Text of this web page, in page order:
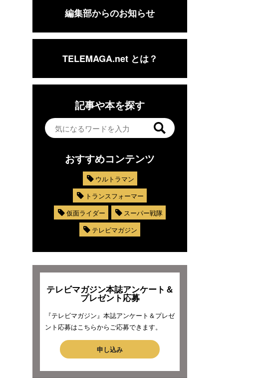
編集部からのお知らせ
TELEMAGA.net とは？
記事や本を探す
おすすめコンテンツ
ウルトラマン
トランスフォーマー
仮面ライダー
スーパー戦隊
テレビマガジン
テレビマガジン本誌アンケート＆
プレゼント応募
『テレビマガジン』本誌アンケート＆プレゼ
ント応募はこちらからご応募できます。
申し込み